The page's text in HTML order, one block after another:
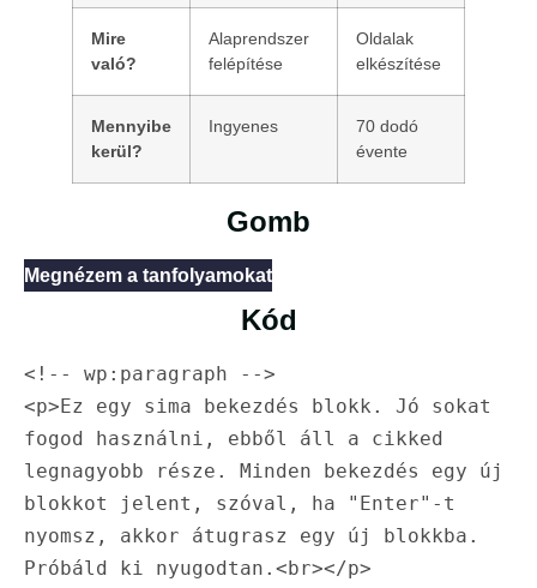
Mire
való?
Alaprendszer
felépítése
Oldalak
elkészítése
Mennyibe
kerül?
Ingyenes
70 dodó
évente
Gomb
Megnézem a tanfolyamokat
Kód
<!-- wp:paragraph -->
<p>Ez egy sima bekezdés blokk. Jó sokat
fogod használni, ebből áll a cikked
legnagyobb része. Minden bekezdés egy új
blokkot jelent, szóval, ha "Enter"-t
nyomsz, akkor átugrasz egy új blokkba.
Próbáld ki nyugodtan.<br></p>